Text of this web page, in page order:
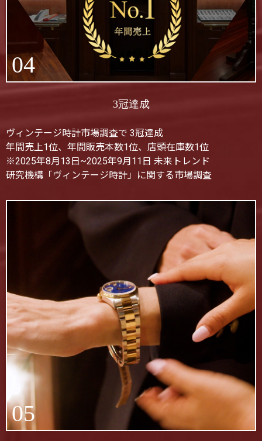
04
3冠達成
ヴィンテージ時計市場調査で 3冠達成
年間売上1位、年間販売本数1位、店頭在庫数1位
※2025年8月13日~2025年9月11日 未来トレンド
研究機構「ヴィンテージ時計」に関する市場調査
05